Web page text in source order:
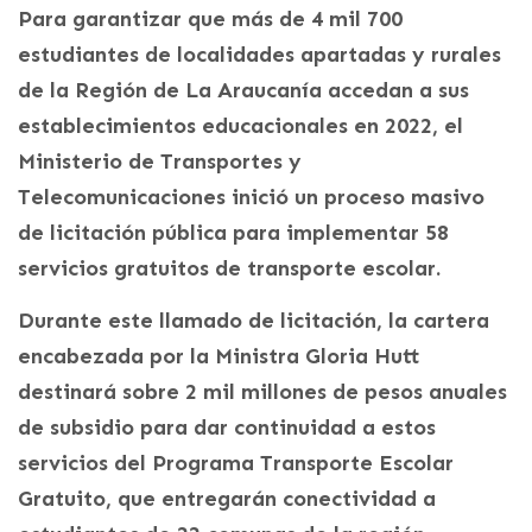
Para garantizar que más de 4 mil 700
estudiantes de localidades apartadas y rurales
de la Región de La Araucanía accedan a sus
establecimientos educacionales en 2022, el
Ministerio de Transportes y
Telecomunicaciones inició un proceso masivo
de licitación pública para implementar 58
servicios gratuitos de transporte escolar.
Durante este llamado de licitación, la cartera
encabezada por la Ministra Gloria Hutt
destinará sobre 2 mil millones de pesos anuales
de subsidio para dar continuidad a estos
servicios del Programa Transporte Escolar
Gratuito, que entregarán conectividad a